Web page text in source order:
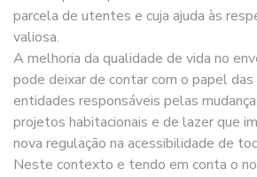
parcela de utentes e cuja ajuda às
valiosa.
A melhoria da qualidade de vida no
pode deixar de contar com o papel
entidades responsáveis pelas
projetos habitacionais e de lazer que
nova regulação na acessibilidade de
Neste contexto e tendo em conta o